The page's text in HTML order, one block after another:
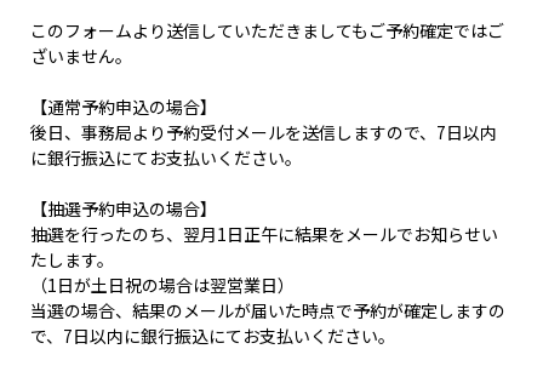
このフォームより送信していただきましてもご予約確定ではご
ざいません。
【通常予約申込の場合】
後日、事務局より予約受付メールを送信しますので、7日以内
に銀行振込にてお支払いください。
【抽選予約申込の場合】
抽選を行ったのち、翌月1日正午に結果をメールでお知らせい
たします。
（1日が土日祝の場合は翌営業日）
当選の場合、結果のメールが届いた時点で予約が確定しますの
で、7日以内に銀行振込にてお支払いください。